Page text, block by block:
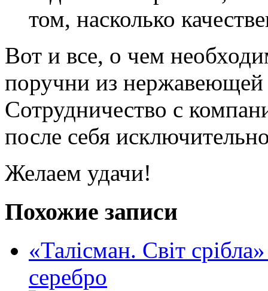
том, насколько
Вот и все, о чем
поручни из нержавеющей
Сотрудничество с
после себя
Желаем удачи!
Похожие записи
«Талісман. Світ
серебро